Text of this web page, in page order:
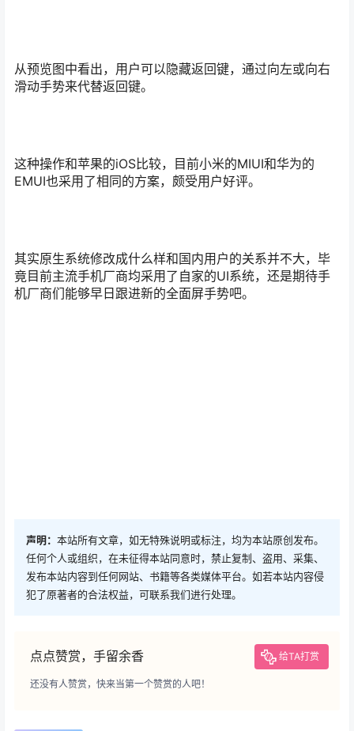
从预览图中看出，用户可以隐藏返回键，通过向左或向右
滑动手势来代替返回键。
这种操作和苹果的iOS比较，目前小米的MIUI和华为的
EMUI也采用了相同的方案，颇受用户好评。
其实原生系统修改成什么样和国内用户的关系并不大，毕
竟目前主流手机厂商均采用了自家的UI系统，还是期待手
机厂商们能够早日跟进新的全面屏手势吧。
声明： 本站所有文章，如无特殊说明或标注，均为本站原创发布。
任何个人或组织，在未征得本站同意时，禁止复制、盗用、采集、
发布本站内容到任何网站、书籍等各类媒体平台。如若本站内容侵
犯了原著者的合法权益，可联系我们进行处理。
点点赞赏，手留余香 给TA打赏
还没有人赞赏，快来当第一个赞赏的人吧！